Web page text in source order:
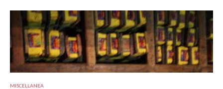
MISCELLANEA